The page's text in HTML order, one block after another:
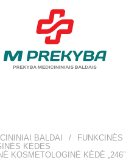
BALDAI
FUNKCINĖS
KĖDĖS
KOSMETOLOGINĖ KĖDĖ „246”